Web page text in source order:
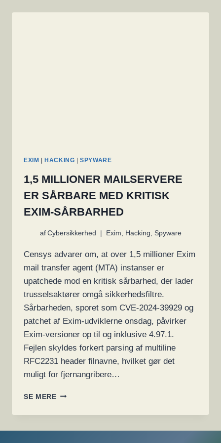
EXIM HACKING |SPYWARE
1,5 MILLIONER MAILSERVERE
ER SÅRBARE MED KRITISK
EXIM-SÅRBARHED
af Cybersikkerhed Exim Hacking ,Spyware
Censys advarer om, at over 1,5 millioner Exim
mail transfer agent (MTA) instanser er
upatchede mod en kritisk sårbarhed, der lader
trusselsaktører omgå sikkerhedsfiltre.
Sårbarheden, sporet som CVE-2024-39929 og
patchet af Exim-udviklerne onsdag, påvirker
Exim-versioner op til og inklusive 4.97.1.
Fejlen skyldes forkert parsing af multiline
RFC2231 header filnavne, hvilket gør det
muligt for fjernangribere…
SE MERE1,5
MAILSERVERE